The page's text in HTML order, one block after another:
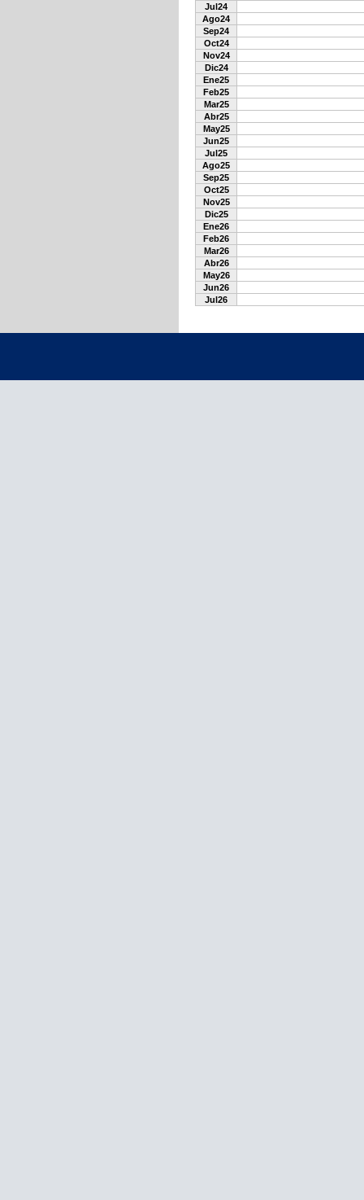
Jul24
Ago24
Sep24
Oct24
Nov24
Dic24
Ene25
Feb25
Mar25
Abr25
May25
Jun25
Jul25
Ago25
Sep25
Oct25
Nov25
Dic25
Ene26
Feb26
Mar26
Abr26
May26
Jun26
Jul26